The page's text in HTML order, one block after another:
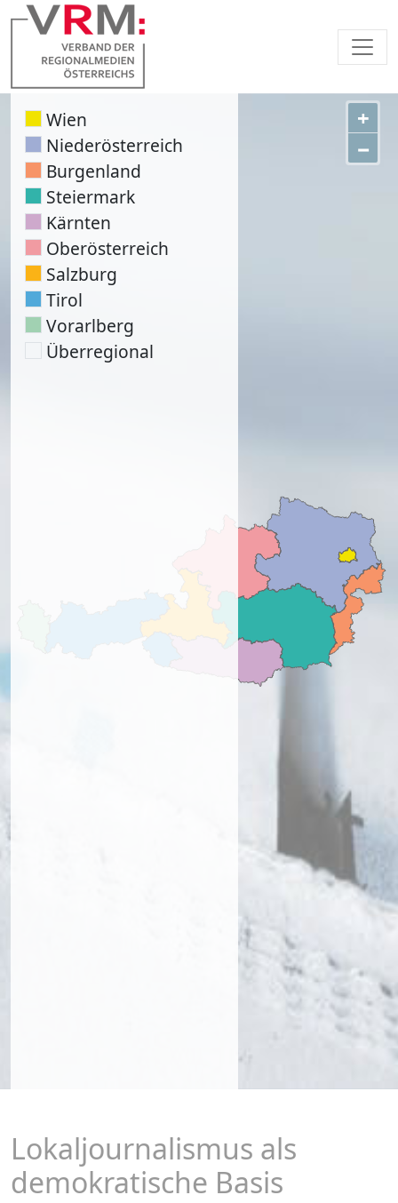
+
−
Wien
Niederösterreich
Burgenland
Steiermark
Kärnten
Oberösterreich
Salzburg
Tirol
Vorarlberg
Überregional
Lokaljournalismus als
demokratische Basis